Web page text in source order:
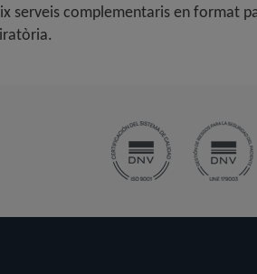
serveis complementaris en format